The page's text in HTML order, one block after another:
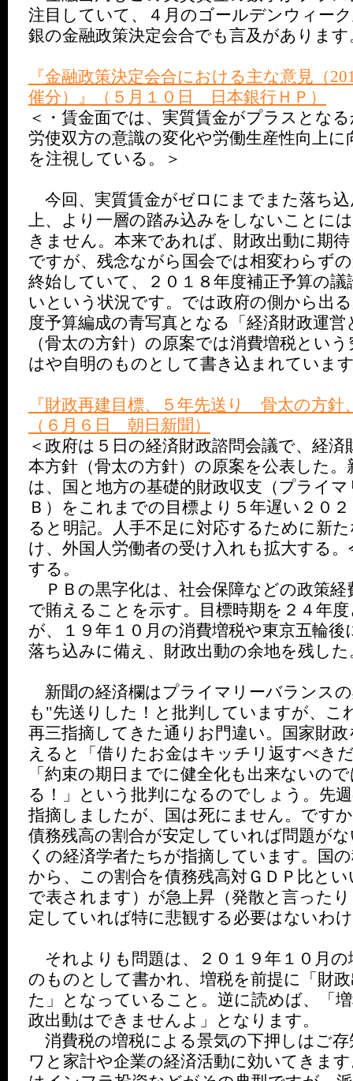
注目していて、４月のゴールデンウィー
銀の金融政策決定会合でも言及があります
『金融政策決定会合における主な意見（
催分）』（５月１０日 日本銀行ＨＰ）
＜・賃金面では、実質賃金がプラスとな
労使双方の意識の変化や労働生産性向上
を注視している。＞
今回、実質賃金がゼロにまでまた落ち
上、より一層の踏み込みをしないことに
きません。本来であれば、財政出動に期
ですが、残念ながら国会では相変わらず
終始していて、２０１８年度補正予算の
いという状況です。では政府の側から出
度予算編成の青写真となる「経済財政運営
（骨太の方針）の原案では消費増税とい
はや自明のものとして書き込まれていま
『財政再建目標、５年先送り 骨太の方針
（６月６日 朝日新聞）
＜政府は５日の経済財政諮問会議で、経
本方針（骨太の方針）の原案を公表した。
は、国と地方の基礎的財政収支（プライ
Ｂ）をこれまでの目標より５年遅い２０
ると明記。人手不足に対応するために新
け、外国人労働者の受け入れも拡大する
する。
ＰＢの黒字化は、社会保障などの政策経
で賄えることを示す。目標時期を２４年
が、１９年１０月の消費増税や東京五輪
落ち込みに備え、財政出動の余地を残した
新聞の経済欄はプライマリーバランス
も"先送りした！と批判していますが、こ
再三指摘してきた通りお門違い。国家財
えると「借りたお金はキッチリ返すべき
「約束の期日までに健全化も出来ないの
る！」という批判になるのでしょう。先
指摘しましたが、国は死にません。です
債務残高の割合が安定していれば問題が
くの経済学者たちが指摘しています。国
から、この割合を債務残高対ＧＤＰ比と
で表されます）が急上昇（発散と言った
定していれば特に悲観する必要はないわ
それよりも問題は、２０１９年１０月の
のものとして書かれ、増税を前提に「財
た」となっていること。逆に読めば、「
政出動はできませんよ」となります。
消費税の増税による景気の下押しはご
ワと家計や企業の経済活動に効いてきま